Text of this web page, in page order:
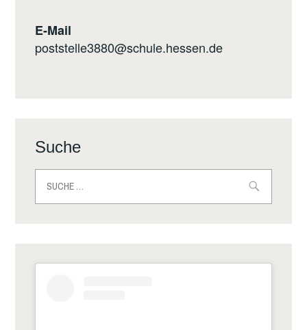
E-Mail
poststelle3880@schule.hessen.de
Suche
nach: